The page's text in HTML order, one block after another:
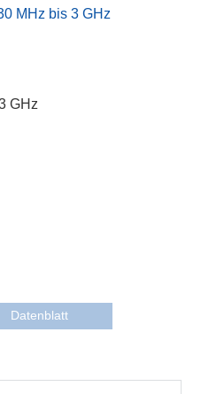
MHz bis 3 GHz
GHz
Datenblatt